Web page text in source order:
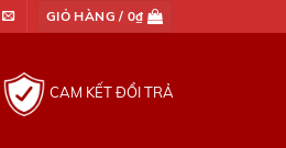
GIỎ HÀNG / 0₫
CAM KẾT ĐỔI TRẢ